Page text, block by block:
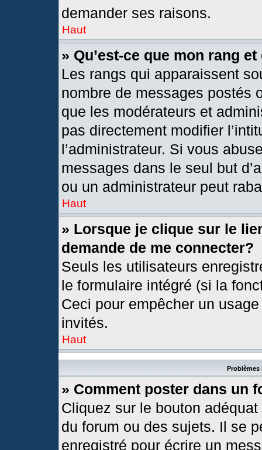
demander ses raisons.
Haut
» Qu’est-ce que mon rang
Les rangs qui apparaissent
nombre de messages postés
que les modérateurs et
pas directement modifier
l’administrateur. Si vous
messages dans le seul but
ou un administrateur peut
Haut
» Lorsque je clique sur le
demande de me connecter?
Seuls les utilisateurs
le formulaire intégré (si la
Ceci pour empêcher un
invités.
Haut
Problèmes
» Comment poster dans un
Cliquez sur le bouton
du forum ou des sujets. Il se
enregistré pour écrire un